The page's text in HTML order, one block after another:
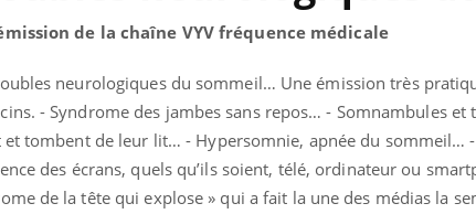
de la chaîne VYV fréquence médicale
neurologiques du sommeil… Une émission très
- Syndrome des jambes sans repos… - Somnambules
et tombent de leur lit… - Hypersomnie, apnée du sommeil…
des écrans, quels qu’ils soient, télé, ordinateur ou
de la tête qui explose » qui a fait la une des médias la